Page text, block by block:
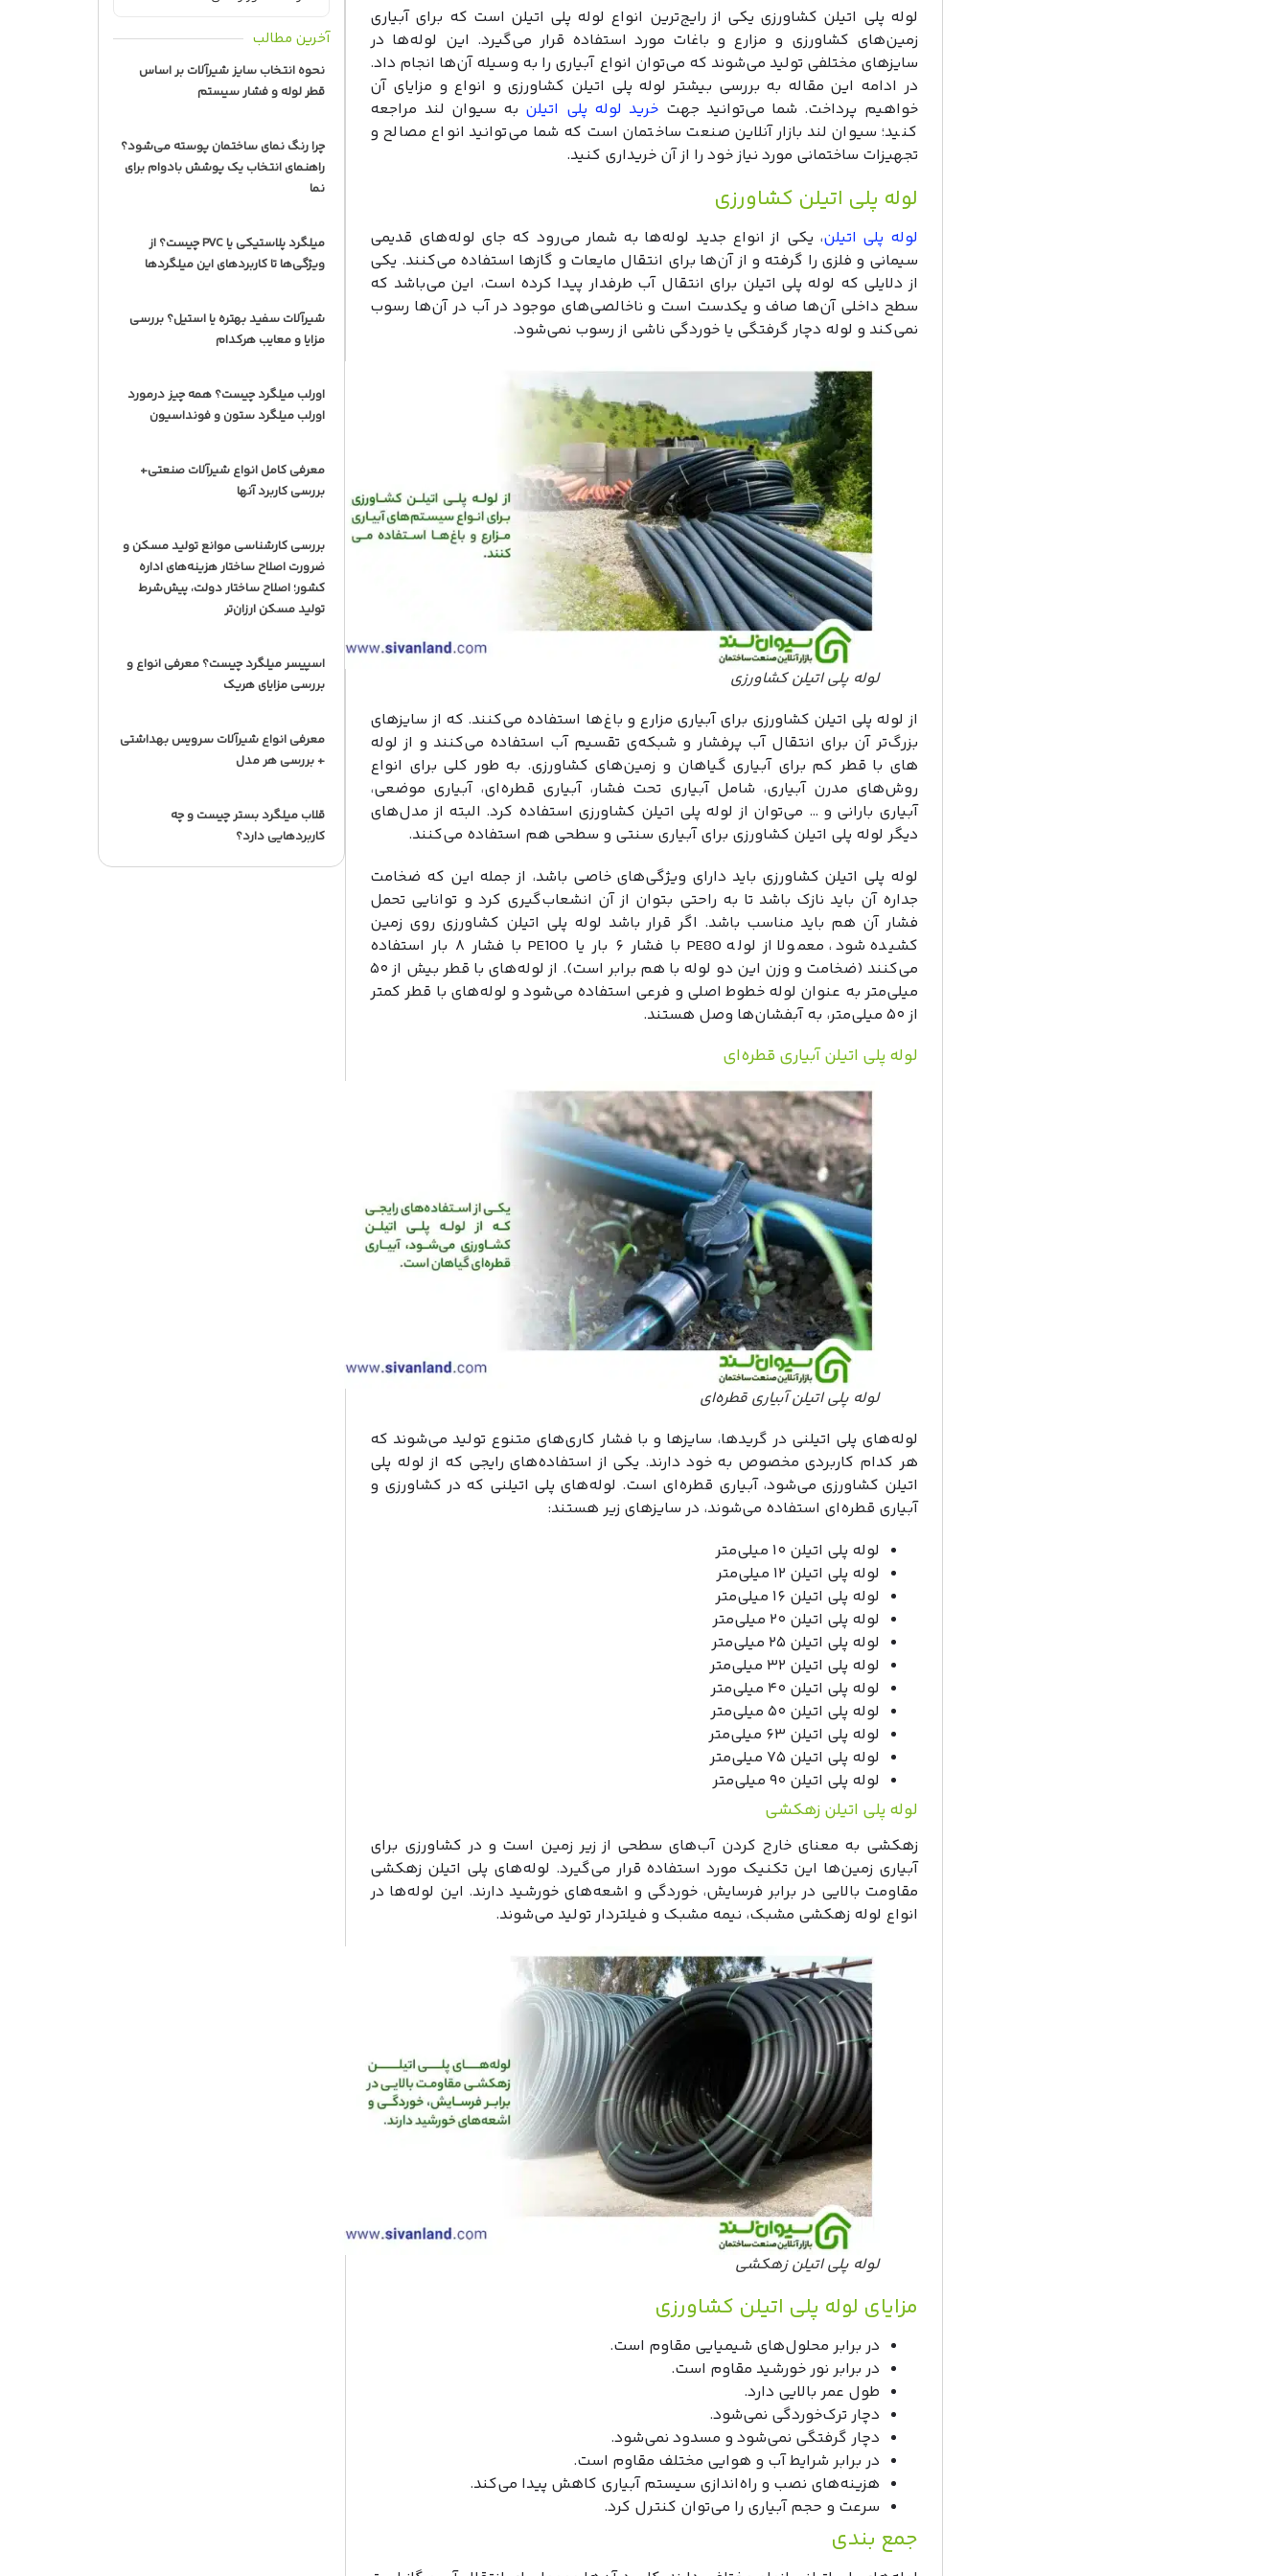
لوله پلی اتیلن کشاورزی یکی از رایج‌ترین انواع لوله پلی اتیلن است که برای آبیاری
زمین‌های کشاورزی و مزارع و باغات مورد استفاده قرار می‌گیرد. این لوله‌ها در
سایزهای مختلفی تولید می‌شوند که می‌توان انواع آبیاری را به وسیله آن‌ها انجام داد.
در ادامه این مقاله به بررسی بیشتر لوله پلی اتیلن کشاورزی و انواع و مزایای آن
خواهیم پرداخت. شما می‌توانید جهت خرید لوله پلی اتیلن به سیوان لند مراجعه
کنید؛ سیوان لند بازار آنلاین صنعت ساختمان است که شما می‌توانید انواع مصالح و
تجهیزات ساختمانی مورد نیاز خود را از آن خریداری کنید.
لوله پلی اتیلن کشاورزی
لوله پلی اتیلن، یکی از انواع جدید لوله‌ها به شمار می‌رود که جای لوله‌های قدیمی
سیمانی و فلزی را گرفته‌ و از آن‌ها برای انتقال مایعات و گازها استفاده می‌کنند. یکی
از دلایلی که لوله پلی اتیلن برای انتقال آب طرفدار پیدا کرده است، این می‌باشد که
سطح داخلی آن‌ها صاف و یکدست است و ناخالصی‌های موجود در آب در آن‌ها رسوب
نمی‌کند و لوله دچار گرفتگی یا خوردگی ناشی از رسوب نمی‌شود.
لوله پلی اتیلن کشاورزی
از لوله پلی اتیلن کشاورزی برای آبیاری مزارع و باغ‌ها استفاده می‌کنند. که از سایزهای
بزرگ‌تر آن برای انتقال آب پرفشار و شبکه‌ی تقسیم آب استفاده می‌کنند و از لوله
های با قطر کم برای آبیاری گیاهان و زمین‌های کشاورزی. به طور کلی برای انواع
روش‌های مدرن آبیاری، شامل آبیاری تحت فشار، آبیاری قطره‌ای، آبیاری موضعی،
آبیاری بارانی و … می‌توان از لوله پلی اتیلن کشاورزی استفاده کرد. البته از مدل‌های
دیگر لوله پلی اتیلن کشاورزی برای آبیاری سنتی و سطحی هم استفاده می‌کنند.
لوله پلی اتیلن کشاورزی باید دارای ویژگی‌های خاصی باشد، از جمله این که ضخامت
جداره آن باید نازک باشد تا به راحتی بتوان از آن انشعاب‌گیری کرد و توانایی تحمل
فشار آن هم باید مناسب باشد. اگر قرار باشد لوله پلی اتیلن کشاورزی روی زمین
کشیده شود، معمولا از لوله PE80 با فشار ۶ بار یا PE100 با فشار ۸ بار استفاده
می‌کنند (ضخامت و وزن این دو لوله با هم برابر است). از لوله‌های با قطر بیش از ۵۰
میلی‌متر به عنوان لوله خطوط اصلی و فرعی استفاده می‌شود و لوله‌های با قطر کمتر
از ۵۰ میلی‌متر، به آبفشان‌ها وصل هستند.
لوله پلی اتیلن آبیاری قطره‌ای
لوله پلی اتیلن آبیاری قطره‌ای
لوله‌های پلی اتیلنی در گریدها، سایزها و با فشار کاری‌های متنوع تولید می‌شوند که
هر کدام کاربردی مخصوص به خود دارند. یکی از استفاده‌های رایجی که از لوله پلی
اتیلن کشاورزی می‌شود، آبیاری قطره‌ای است. لوله‌های پلی اتیلنی که در کشاورزی و
آبیاری قطره‌ای استفاده می‌شوند، در سایزهای زیر هستند:
لوله پلی اتیلن ۱۰ میلی‌متر
لوله پلی اتیلن ۱۲ میلی‌متر
لوله پلی اتیلن ۱۶ میلی‌متر
لوله پلی اتیلن ۲۰ میلی‌متر
لوله پلی اتیلن ۲۵ میلی‌متر
لوله پلی اتیلن ۳۲ میلی‌متر
لوله پلی اتیلن ۴۰ میلی‌متر
لوله پلی اتیلن ۵۰ میلی‌متر
لوله پلی اتیلن ۶۳ میلی‌متر
لوله پلی اتیلن ۷۵ میلی‌متر
لوله پلی اتیلن ۹۰ میلی‌متر
لوله پلی اتیلن زهکشی
زهکشی به معنای خارج کردن آب‌های سطحی از زیر زمین است و در کشاورزی برای
آبیاری زمین‌ها این تکنیک مورد استفاده قرار می‌گیرد. لوله‌های پلی اتیلن زهکشی
مقاومت بالایی در برابر فرسایش، خوردگی و اشعه‌های خورشید دارند. این لوله‌ها در
انواع لوله زهکشی مشبک، نیمه مشبک و فیلتردار تولید می‌شوند.
لوله پلی اتیلن زهکشی
مزایای لوله پلی اتیلن کشاورزی
در برابر محلول‌های شیمیایی مقاوم است.
در برابر نور خورشید مقاوم است.
طول عمر بالایی دارد.
دچار ترک‌خوردگی نمی‌شود.
دچار گرفتگی نمی‌شود و مسدود نمی‌شود.
در برابر شرایط آب و هوایی مختلف مقاوم است.
هزینه‌های نصب و راه‌اندازی سیستم آبیاری کاهش پیدا می‌کند.
سرعت و حجم آبیاری را می‌توان کنترل کرد.
جمع بندی
آخرین مطالب
نحوه انتخاب سایز شیرآلات بر اساس
قطر لوله و فشار سیستم
چرا رنگ نمای ساختمان پوسته می‌شود؟
راهنمای انتخاب یک پوشش بادوام برای
نما
میلگرد پلاستیکی یا PVC چیست؟ از
ویژگی‌ها تا کاربردهای این میلگردها
شیرآلات سفید بهتره یا استیل؟ بررسی
مزایا و معایب هرکدام
اورلب میلگرد چیست؟ همه چیز درمورد
اورلب میلگرد ستون و فونداسیون
معرفی کامل انواع شیرآلات صنعتی+
بررسی کاربرد آنها
بررسی کارشناسی موانع تولید مسکن و
ضرورت اصلاح ساختار هزینه‌های اداره
کشور؛ اصلاح ساختار دولت، پیش‌شرط
تولید مسکن ارزان‌تر
اسپیسر میلگرد چیست؟ معرفی انواع و
بررسی مزایای هریک
معرفی انواع شیرآلات سرویس بهداشتی
+ بررسی هر مدل
قلاب میلگرد بستر چیست و چه
کاربردهایی دارد؟